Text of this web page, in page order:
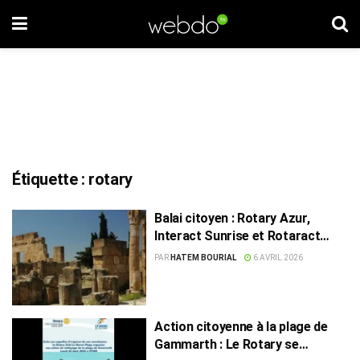
Étiquette : rotary
Balai citoyen : Rotary Azur,
Interact Sunrise et Rotaract
Sousse à Utique
PAR HATEM BOURIAL 6 AVRIL 2026
Action citoyenne à la plage de
Gammarth : Le Rotary se